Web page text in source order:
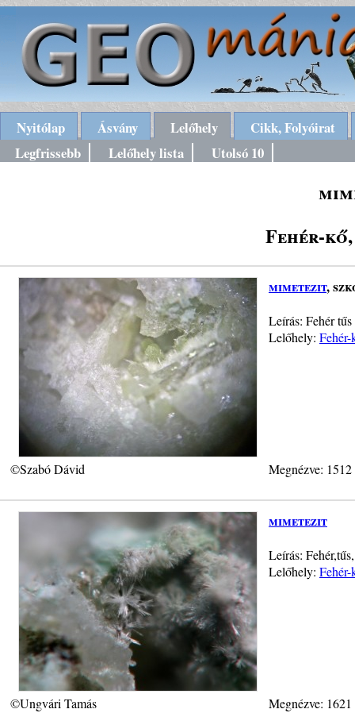
Nyitólap Ásvány Lelőhely
Cikk, Folyóirat
Legfrissebb
Lelőhely lista Utolsó 10
Fehér-
mimetezit,
Leírás: Fehér
Lelőhely:
©Szabó Dávid Megnézve:
mimetezit
Leírás:
Lelőhely:
©Ungvári Tamás Megnézve: